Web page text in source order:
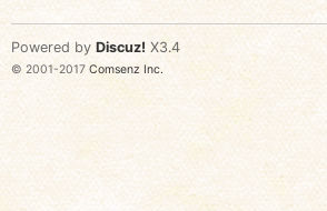
Powered by Discuz! X3.4
© 2001-2017 Comsenz Inc.